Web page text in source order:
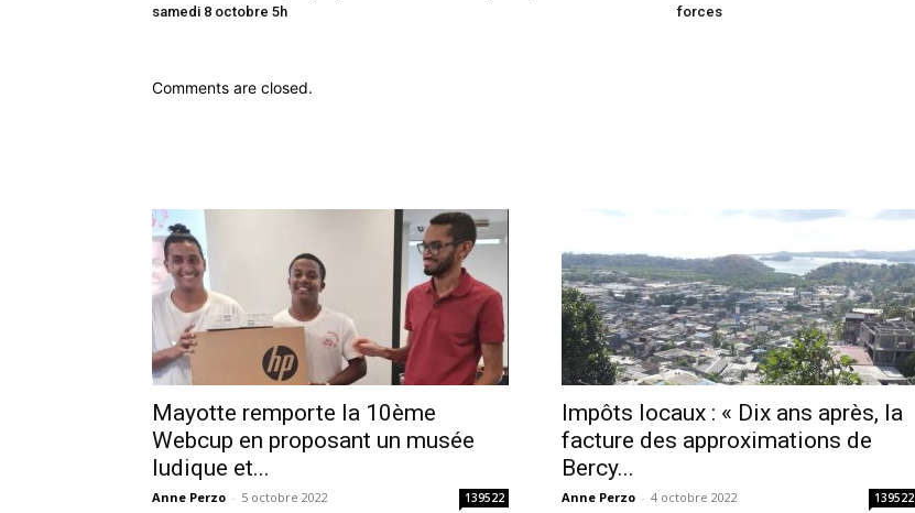
samedi 8 octobre 5h
forces
Comments are closed.
Mayotte remporte la 10ème
Webcup en proposant un musée
ludique et...
Anne Perzo - 5 octobre 2022 139522
Impôts locaux : « Dix ans après, la
facture des approximations de
Bercy...
Anne Perzo - 4 octobre 2022 139522